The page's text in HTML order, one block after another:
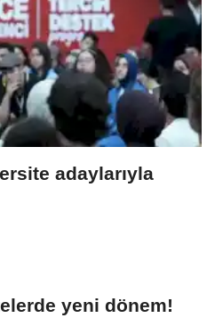
adaylarıyla
yeni dönem!